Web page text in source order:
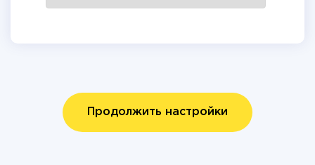
Продолжить настройки